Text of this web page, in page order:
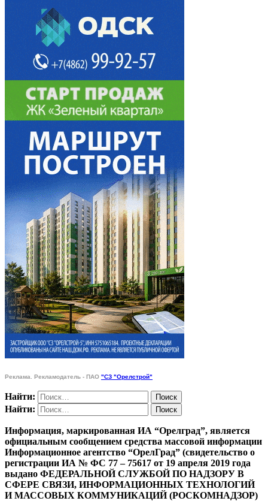
Реклама. Рекламодатель - ПАО "СЗ "Орелстрой"
Найти:
Найти:
Информация, маркированная ИА “Орелград”, является
официальным сообщением средства массовой информации
Информационное агентство “ОрелГрад” (свидетельство о
регистрации ИА № ФС 77 – 75617 от 19 апреля 2019 года
выдано ФЕДЕРАЛЬНОЙ СЛУЖБОЙ ПО НАДЗОРУ В
СФЕРЕ СВЯЗИ, ИНФОРМАЦИОННЫХ ТЕХНОЛОГИЙ
И МАССОВЫХ КОММУНИКАЦИЙ (РОСКОМНАДЗОР)